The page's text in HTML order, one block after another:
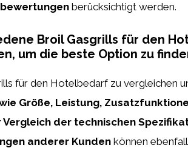
berücksichtigt werden.
Broil Gasgrills für den
um die beste Option zu
für den Hotelbedarf zu vergleichen
Größe, Leistung,
der technischen
anderer Kunden können